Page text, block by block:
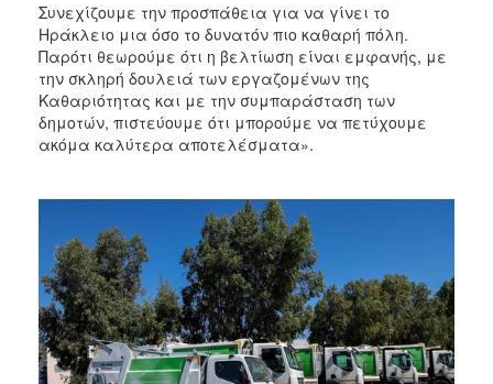
Συνεχίζουμε την προσπάθεια για να γίνει το
Ηράκλειο μια όσο το δυνατόν πιο καθαρή πόλη.
Παρότι θεωρούμε ότι η βελτίωση είναι εμφανής, με
την σκληρή δουλειά των εργαζομένων της
Καθαριότητας και με την συμπαράσταση των
δημοτών, πιστεύουμε ότι μπορούμε να πετύχουμε
ακόμα καλύτερα αποτελέσματα».